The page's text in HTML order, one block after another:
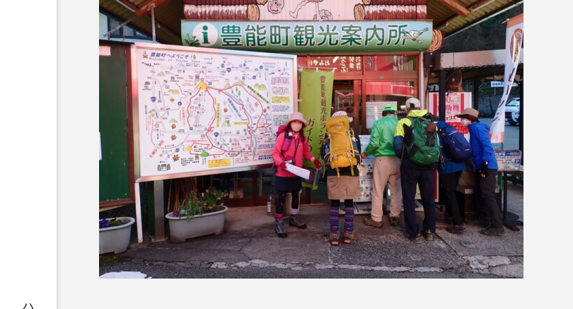
こうべさんだ伝統文化体験フェスタ2026 こうべさんだ能・狂言・講談子ども教室
こだわり城紀行 こども学芸員とつくる『夏のこども美術館』 こばえちゃ東北
さっちゃん社協だより すずかけ台 すずかけ台小学校 すずきまみ
ちめいど ちめいど雄介のお砂糖ミルクはどうされますか つつじが丘小学校
つなごーごー てっぺんの向こうにあなたがいる とくとくトーク
にげてさがして はたらくおやさい バナナもいるよ！ ばらぐみ
ひろかわさえこ ぴぽん ふくし情報 ふじ幼稚園 ふたりの魔女
ぶらりまち歩き まこみちの爆笑肉トーク！ ままとこひろば